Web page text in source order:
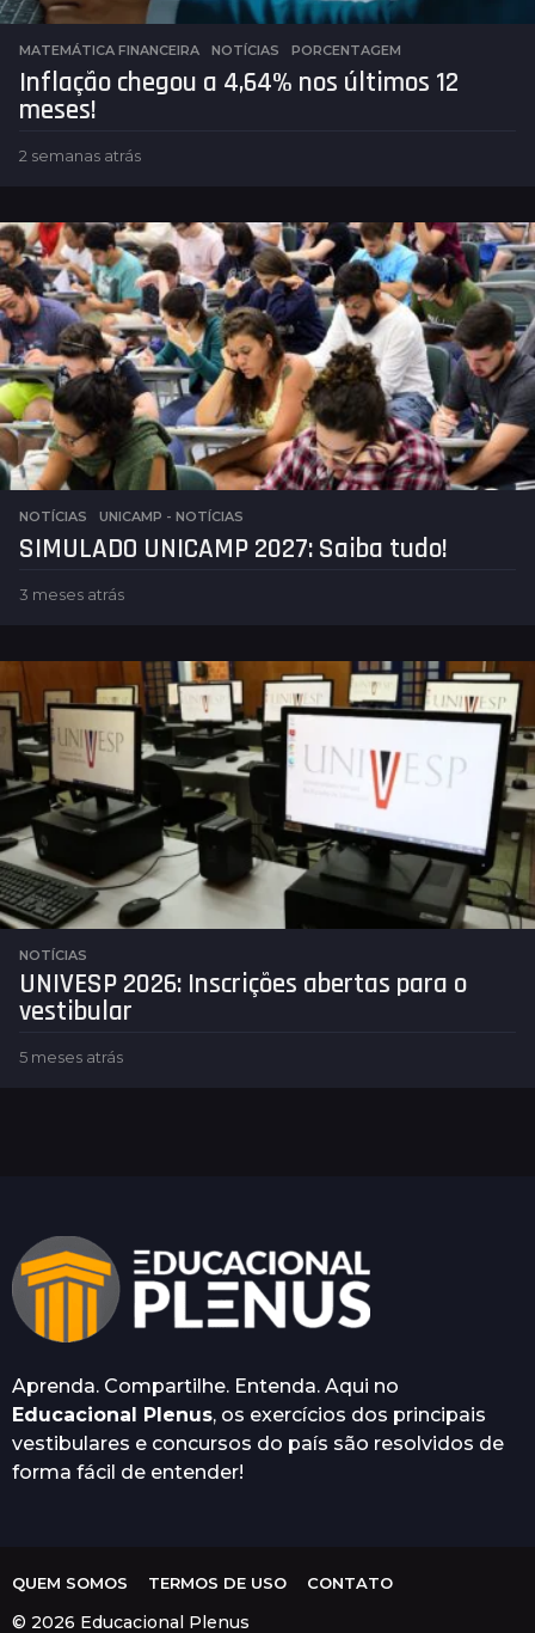
MATEMÁTICA FINANCEIRA ,NOTÍCIAS PORCENTAGEM
Inflação chegou a 4,64% nos últimos 12
meses!
2 semanas atrás
m
a
n
a
s
a
t
r
á
s
NOTÍCIAS ,UNICAMP - NOTÍCIAS
SIMULADO UNICAMP 2027: Saiba tudo!
3 meses atrás
s
e
s
á
s
NOTÍCIAS
UNIVESP 2026: Inscrições abertas para o
vestibular
5 meses atrás
Aprenda. Compartilhe. Entenda. Aqui no
Educacional Plenus, os exercícios dos principais
vestibulares e concursos do país são resolvidos de
forma fácil de entender!
QUEM SOMOS TERMOS DE USO CONTATO
© 2026 Educacional Plenus